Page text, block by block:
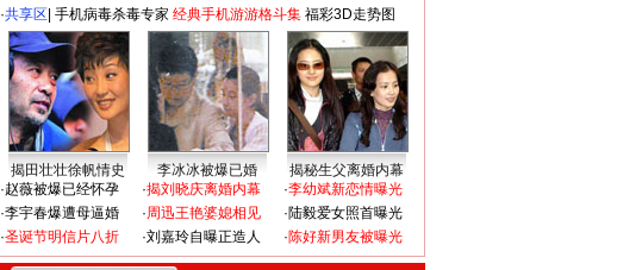
·共享区 手机病毒杀毒专家 经典手机游游格斗集 福彩3D走势图
揭田壮壮徐帆情史 李冰冰被爆已婚
揭秘生父离婚内幕
·赵薇被爆已经怀孕
·李宇春爆遭母逼婚
·圣诞节明信片八折
·揭刘晓庆离婚内幕
·周迅王艳婆媳相见
·刘嘉玲自曝正造人
·李幼斌新恋情曝光
·陆毅爱女照首曝光
·陈好新男友被曝光